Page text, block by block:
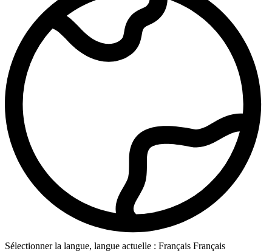
Sélectionner la langue, langue actuelle : Français Français